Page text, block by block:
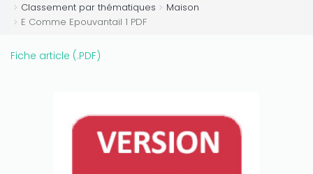
Classement par thématiques
Maison
E Comme Epouvantail 1 PDF
Fiche article (.PDF)